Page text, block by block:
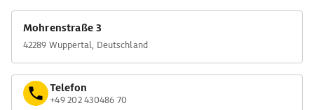
Mohrenstraße 3
42289 Wuppertal, Deutschland
Telefon
+49 202 430486 70